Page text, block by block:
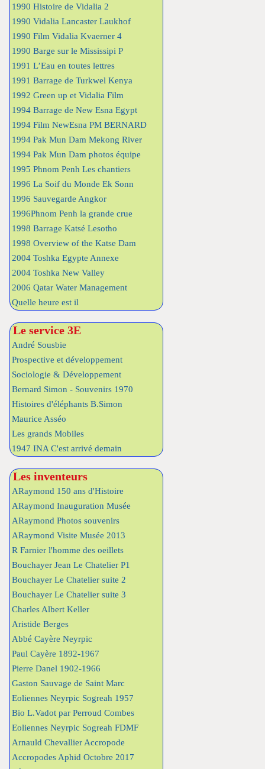
1990 Histoire de Vidalia 2
1990 Vidalia Lancaster Laukhof
1990 Film Vidalia Kvaerner 4
1990 Barge sur le Mississipi P
1991 L’Eau en toutes lettres
1991 Barrage de Turkwel Kenya
1992 Green up et Vidalia Film
1994 Barrage de New Esna Egypt
1994 Film NewEsna PM BERNARD
1994 Pak Mun Dam Mekong River
1994 Pak Mun Dam photos équipe
1995 Phnom Penh Les chantiers
1996 La Soif du Monde Ek Sonn
1996 Sauvegarde Angkor
1996Phnom Penh la grande crue
1998 Barrage Katsé Lesotho
1998 Overview of the Katse Dam
2004 Toshka Egypte Annexe
2004 Toshka New Valley
2006 Qatar Water Management
Quelle heure est il
Le service 3E
André Sousbie
Prospective et développement
Sociologie & Développement
Bernard Simon - Souvenirs 1970
Histoires d'éléphants B.Simon
Maurice Asséo
Les grands Mobiles
1947 INA C'est arrivé demain
Les inventeurs
ARaymond 150 ans d'Histoire
ARaymond Inauguration Musée
ARaymond Photos souvenirs
ARaymond Visite Musée 2013
R Farnier l'homme des oeillets
Bouchayer Jean Le Chatelier P1
Bouchayer Le Chatelier suite 2
Bouchayer Le Chatelier suite 3
Charles Albert Keller
Aristide Berges
Abbé Cayère Neyrpic
Paul Cayère 1892-1967
Pierre Danel 1902-1966
Gaston Sauvage de Saint Marc
Eoliennes Neyrpic Sogreah 1957
Bio L.Vadot par Perroud Combes
Eoliennes Neyrpic Sogreah FDMF
Arnauld Chevallier Accropode
Accropodes Aphid Octobre 2017